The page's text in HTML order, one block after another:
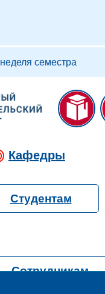
неделя семестра
Кафедры
Студентам
Сотрудникам